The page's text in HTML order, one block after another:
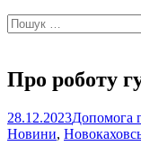
Пошук:
Про роботу
28.12.2023Допомога
Новини,